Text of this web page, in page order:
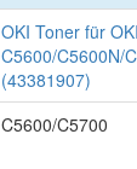
OKI Toner für OKI
C5600/C5600N/
(43381907)
C5600/C5700